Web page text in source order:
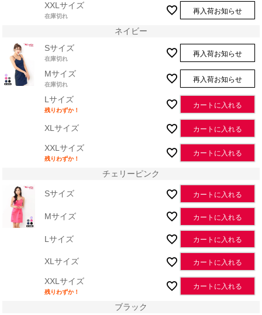
XXLサイズ
在庫切れ
再入荷お知らせ
ネイビー
Sサイズ
在庫切れ
再入荷お知らせ
Mサイズ
在庫切れ
再入荷お知らせ
Lサイズ
残りわずか！
カートに入れる
XLサイズ カートに入れる
XXLサイズ
残りわずか！
カートに入れる
チェリーピンク
Sサイズ カートに入れる
Mサイズ カートに入れる
Lサイズ カートに入れる
XLサイズ カートに入れる
XXLサイズ
残りわずか！
カートに入れる
ブラック